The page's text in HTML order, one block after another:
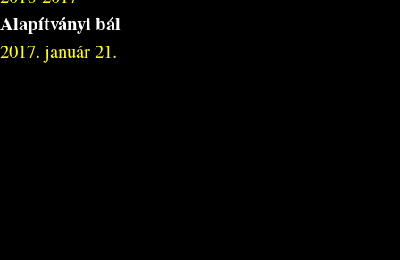
Alapítványi bál
2017. január 21.